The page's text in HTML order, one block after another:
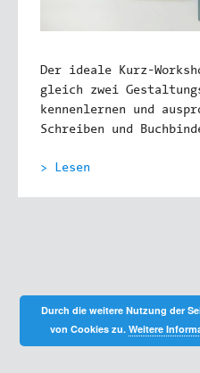
Der ideale Kurz-
gleich zwei
kennenlernen und
Schreiben und
> Lesen
Durch die weitere Nutzung der
von Cookies zu.Weitere